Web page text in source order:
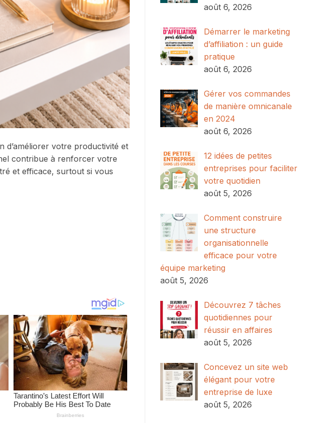
d’améliorer votre productivité et
contribue à renforcer votre
et efficace, surtout si vous
août 6, 2026
Démarrer le marketing
d’affiliation : un guide
pratique
août 6, 2026
Gérer vos commandes
de manière omnicanale
en 2024
août 6, 2026
12 idées de petites
entreprises pour faciliter
votre quotidien
août 5, 2026
Comment construire
une structure
organisationnelle
efficace pour votre
équipe marketing
août 5, 2026
Découvrez 7 tâches
quotidiennes pour
réussir en affaires
août 5, 2026
Concevez un site web
élégant pour votre
entreprise de luxe
août 5, 2026